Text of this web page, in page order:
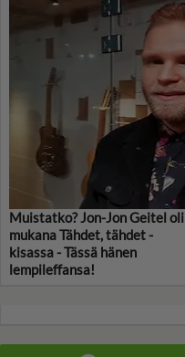
Muistatko? Jon-Jon Geitel oli
mukana Tähdet, tähdet -
kisassa - Tässä hänen
lempileffansa!